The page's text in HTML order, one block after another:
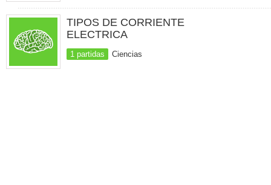
TIPOS DE CORRIENTE
ELECTRICA
1 partidas Ciencias